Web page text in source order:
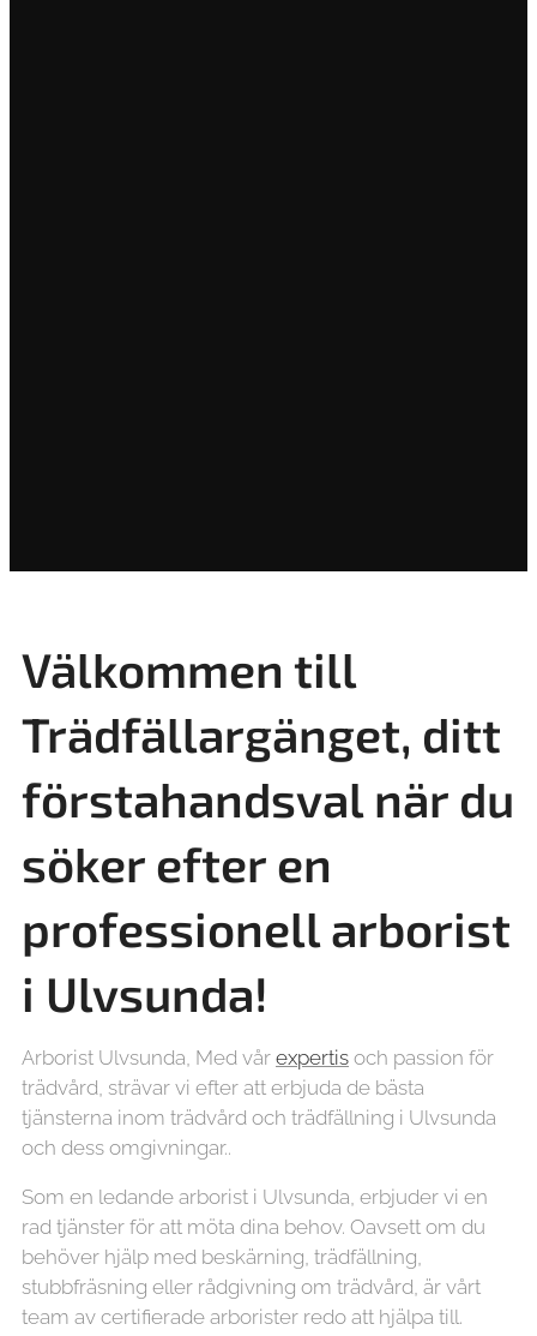
Välkommen till
Trädfällargänget, ditt
förstahandsval när du
söker efter en
professionell arborist
i Ulvsunda!
Arborist Ulvsunda, Med vår expertis och passion för
trädvård, strävar vi efter att erbjuda de bästa
tjänsterna inom trädvård och trädfällning i Ulvsunda
och dess omgivningar..
Som en ledande arborist i Ulvsunda, erbjuder vi en
rad tjänster för att möta dina behov. Oavsett om du
behöver hjälp med beskärning, trädfällning,
stubbfräsning eller rådgivning om trädvård, är vårt
team av certifierade arborister redo att hjälpa till.